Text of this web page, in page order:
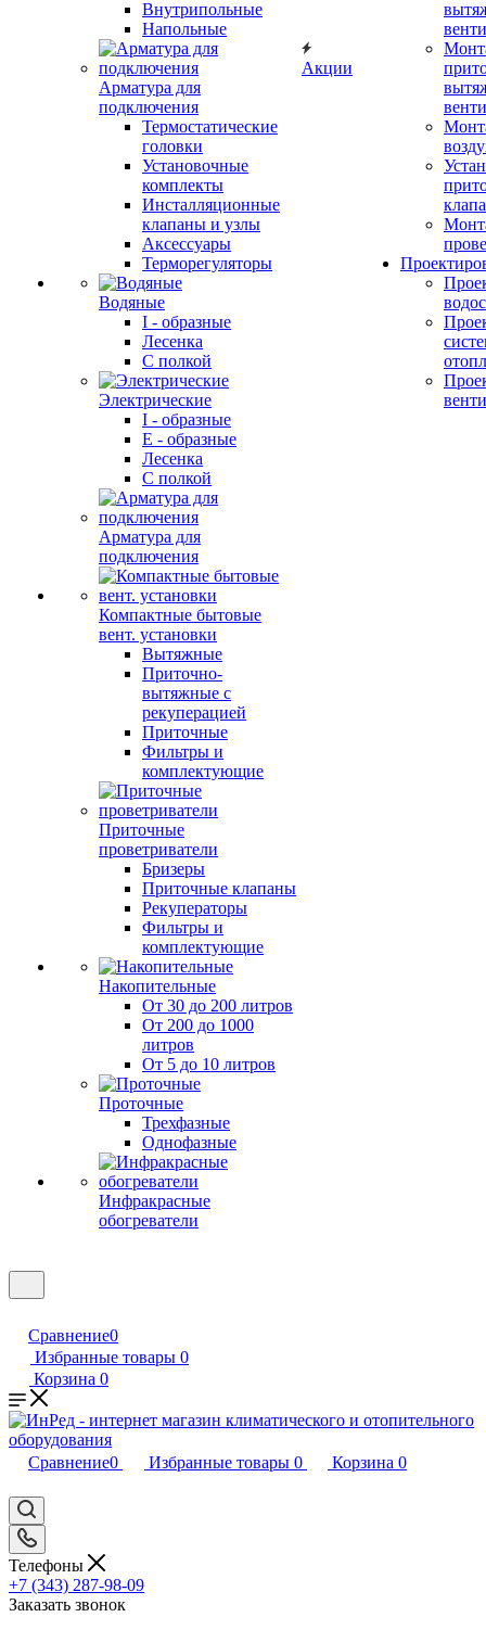
Внутрипольные
Напольные
Арматура для
подключения
Термостатические
головки
Установочные
комплекты
Инсталляционные
клапаны и узлы
Аксессуары
Терморегуляторы
Водяные
I - образные
Лесенка
С полкой
Электрические
I - образные
E - образные
Лесенка
С полкой
Арматура для
подключения
Компактные бытовые
вент. установки
Вытяжные
Приточно-
вытяжные с
рекуперацией
Приточные
Фильтры и
комплектующие
Приточные
проветриватели
Бризеры
Приточные клапаны
Рекуператоры
Фильтры и
комплектующие
Накопительные
От 30 до 200 литров
От 200 до 1000
литров
От 5 до 10 литров
Проточные
Трехфазные
Однофазные
Инфракрасные
обогреватели
Акции
Сравнение0
Избранные товары 0
Корзина 0
Сравнение0 Избранные товары 0 Корзина 0
Телефоны
+7 (343) 287-98-09
Заказать звонок